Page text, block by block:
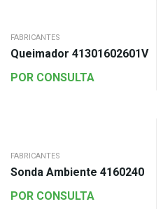
FABRICANTES
Queimador 41301602601V
POR CONSULTA
FABRICANTES
Sonda Ambiente 4160240
POR CONSULTA